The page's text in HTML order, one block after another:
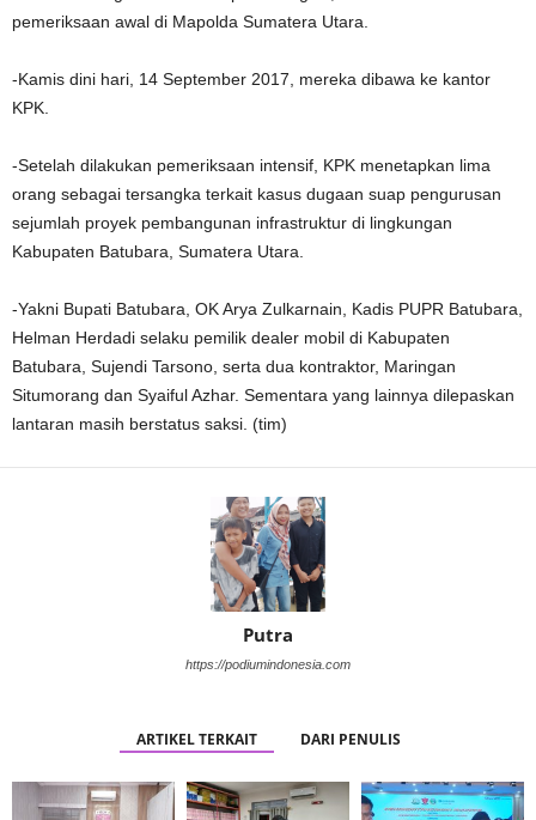
pemeriksaan awal di Mapolda Sumatera Utara.
-Kamis dini hari, 14 September 2017, mereka dibawa ke kantor
KPK.
-Setelah dilakukan pemeriksaan intensif, KPK menetapkan lima
orang sebagai tersangka terkait kasus dugaan suap pengurusan
sejumlah proyek pembangunan infrastruktur di lingkungan
Kabupaten Batubara, Sumatera Utara.
-Yakni Bupati Batubara, OK Arya Zulkarnain, Kadis PUPR Batubara,
Helman Herdadi selaku pemilik dealer mobil di Kabupaten
Batubara, Sujendi Tarsono, serta dua kontraktor, Maringan
Situmorang dan Syaiful Azhar. Sementara yang lainnya dilepaskan
lantaran masih berstatus saksi. (tim)
Putra
https://podiumindonesia.com
ARTIKEL TERKAIT DARI PENULIS